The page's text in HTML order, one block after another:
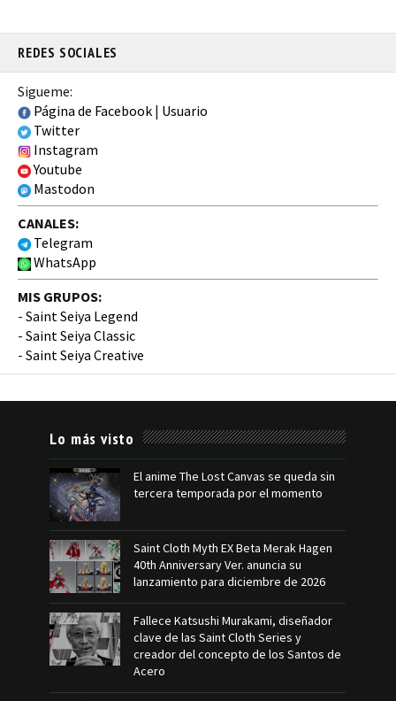
REDES SOCIALES
Sigueme:
Página de Facebook | Usuario
Twitter
Instagram
Youtube
Mastodon
CANALES:
Telegram
WhatsApp
MIS GRUPOS:
- Saint Seiya Legend
- Saint Seiya Classic
- Saint Seiya Creative
Lo más visto
El anime The Lost Canvas se queda sin
tercera temporada por el momento
Saint Cloth Myth EX Beta Merak Hagen
40th Anniversary Ver. anuncia su
lanzamiento para diciembre de 2026
Fallece Katsushi Murakami, diseñador
clave de las Saint Cloth Series y
creador del concepto de los Santos de
Acero